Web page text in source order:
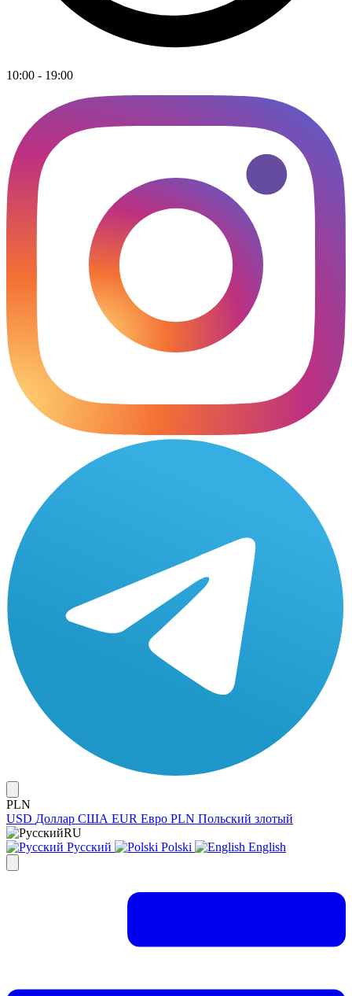
10:00 - 19:00
PLN
USD Доллар США EUR Евро PLN Польский злотый
RU
Русский
Polski English